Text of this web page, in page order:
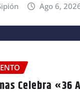
Ago 6,
Celebra «36